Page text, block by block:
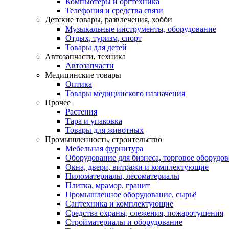
Телефония и средства связи
Детские товары, развлечения, хобби
Музыкальные инструменты, оборудование
Отдых, туризм, спорт
Товары для детей
Автозапчасти, техника
Автозапчасти
Медицинские товары
Оптика
Товары медицинского назначения
Прочее
Растения
Тара и упаковка
Товары для животных
Промышленность, строительство
Мебельная фурнитура
Оборудование для бизнеса, торговое
Окна, двери, витражи и комплектующие
Пиломатериалы, лесоматериалы
Плитка, мрамор, гранит
Промышленное оборудование, сырьё
Сантехника и комплектующие
Средства охраны, слежения, пожаротушения
Стройматериалы и оборудование